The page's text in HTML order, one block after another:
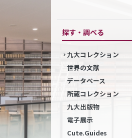
探す・調べる
九大コレクション
世界の文献
データベース
所蔵コレクション
九大出版物
電子展示
Cute.Guides